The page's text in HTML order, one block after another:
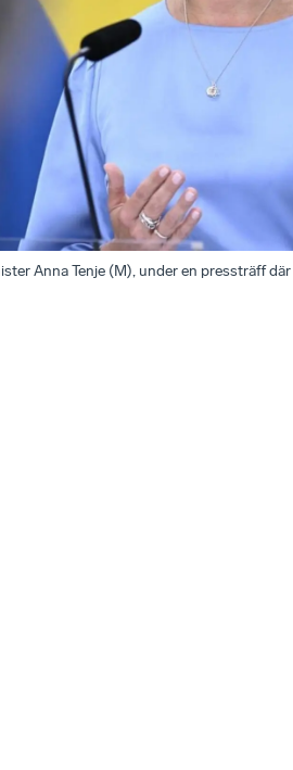
Anna Tenje (M), under en pressträff